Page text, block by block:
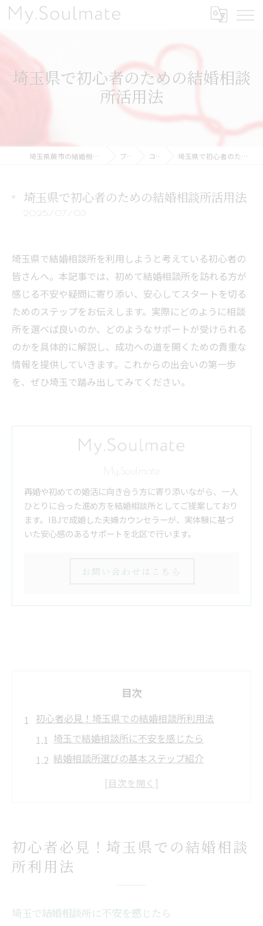
埼玉県で初心者のための結婚相談
所活用法
埼玉県蕨市の結婚相談所ならMy.Soulmate ブログ コラム 埼玉県で初心者のための結婚相談所活用法
埼玉県で初心者のための結婚相談所活用法
2025/07/03
埼玉県で結婚相談所を利用しようと考えている初心者の
皆さんへ。本記事では、初めて結婚相談所を訪れる方が
感じる不安や疑問に寄り添い、安心してスタートを切る
ためのステップをお伝えします。実際にどのように相談
所を選べば良いのか、どのようなサポートが受けられる
のかを具体的に解説し、成功への道を開くための貴重な
情報を提供していきます。これからの出会いの第一歩
を、ぜひ埼玉で踏み出してみてください。
My.Soulmate
再婚や初めての婚活に向き合う方に寄り添いながら、一人
ひとりに合った進め方を結婚相談所としてご提案しており
ます。IBJで成婚した夫婦カウンセラーが、実体験に基づ
いた安心感のあるサポートを北区で行います。
お問い合わせはこちら
目次
初心者必見！埼玉県での結婚相談所利用法
埼玉で結婚相談所に不安を感じたら
結婚相談所選びの基本ステップ紹介
埼玉の結婚相談所でできることとは
初利用でも安心な埼玉の相談所紹介
埼玉で初めての結婚相談所選びの秘訣
初めての結婚相談所選びで重視すべき点
選び方のポイントと注意点を解説
初心者必見！埼玉県での結婚相談
所利用法
埼玉で結婚相談所に不安を感じたら